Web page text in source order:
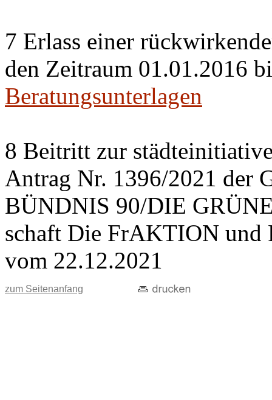
7 Erlass einer
den Zeitraum 01.01.2016
Beratungsunterlagen
8 Beitritt zur
Antrag Nr. 1396/2021 der
BÜNDNIS 90/DIE
schaft Die FrAKTION und
vom 22.12.2021
zum Seitenanfang